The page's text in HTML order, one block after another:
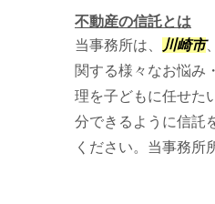
不動産の信託とは
当事務所は、
川崎市
関する様々なお悩み
理を子どもに任せた
分できるように信託
ください。当事務所